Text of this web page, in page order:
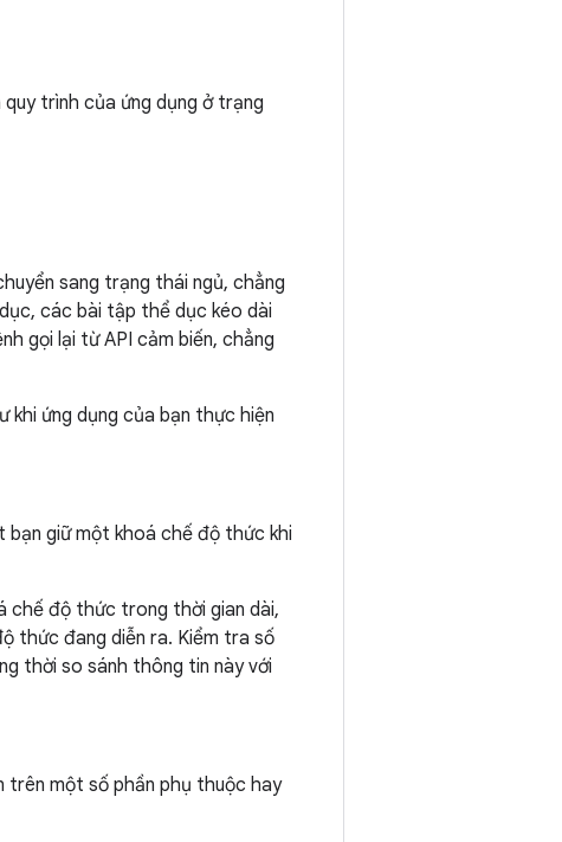
trình của ứng dụng ở trạng
sang trạng thái ngủ, chẳng
các bài tập thể dục kéo dài
gọi lại từ API cảm biến, chẳng
ứng dụng của bạn thực hiện
bạn giữ một khoá chế độ thức khi
chế độ thức trong thời gian dài,
thức đang diễn ra. Kiểm tra số
thời so sánh thông tin này với
trên một số phần phụ thuộc hay